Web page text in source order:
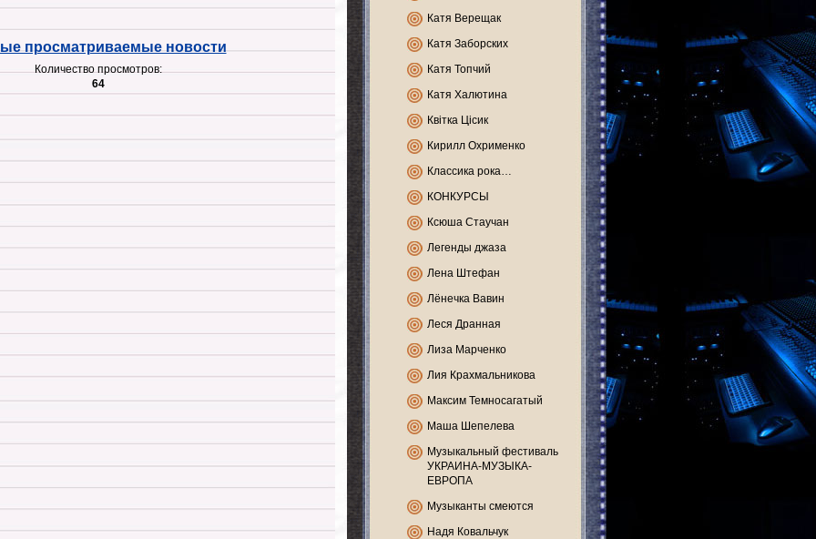
просматриваемые новости
Количество просмотров:
64
Катя Верещак
Катя Заборских
Катя Топчий
Катя Халютина
Квітка Цісик
Кирилл Охрименко
Классика рока…
КОНКУРСЫ
Ксюша Стаучан
Легенды джаза
Лена Штефан
Лёнечка Вавин
Леся Дранная
Лиза Марченко
Лия Крахмальникова
Максим Темносагатый
Маша Шепелева
Музыкальный фестиваль
УКРАИНА-МУЗЫКА-
ЕВРОПА
Музыканты смеются
Надя Ковальчук